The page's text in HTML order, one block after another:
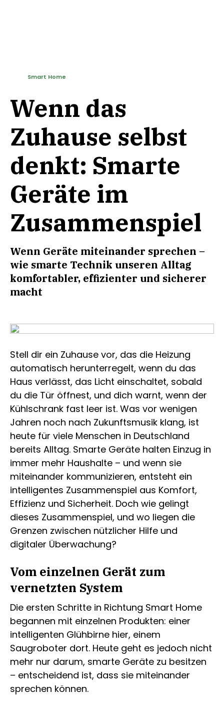
Wenn das
Zuhause selbst
denkt: Smarte
Geräte im
Zusammenspiel
Wenn Geräte miteinander sprechen –
wie smarte Technik unseren Alltag
komfortabler, effizienter und sicherer
macht
Smart Home
Stell dir ein Zuhause vor, das die Heizung
automatisch herunterregelt, wenn du das
Haus verlässt, das Licht einschaltet, sobald
du die Tür öffnest, und dich warnt, wenn der
Kühlschrank fast leer ist. Was vor wenigen
Jahren noch nach Zukunftsmusik klang, ist
heute für viele Menschen in Deutschland
bereits Alltag. Smarte Geräte halten Einzug in
immer mehr Haushalte – und wenn sie
miteinander kommunizieren, entsteht ein
intelligentes Zusammenspiel aus Komfort,
Effizienz und Sicherheit. Doch wie gelingt
dieses Zusammenspiel, und wo liegen die
Grenzen zwischen nützlicher Hilfe und
digitaler Überwachung?
Vom einzelnen Gerät zum
vernetzten System
Die ersten Schritte in Richtung Smart Home
begannen mit einzelnen Produkten: einer
intelligenten Glühbirne hier, einem
Saugroboter dort. Heute geht es jedoch nicht
mehr nur darum, smarte Geräte zu besitzen
– entscheidend ist, dass sie miteinander
sprechen können.